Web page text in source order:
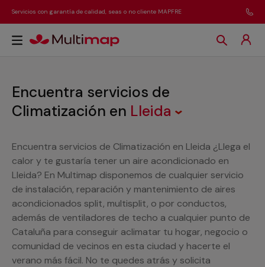
Servicios con garantía de calidad, seas o no cliente MAPFRE
Encuentra servicios de
Climatización en Lleida
Encuentra servicios de Climatización en Lleida ¿Llega el
calor y te gustaría tener un aire acondicionado en
Lleida? En Multimap disponemos de cualquier servicio
de instalación, reparación y mantenimiento de aires
acondicionados split, multisplit, o por conductos,
además de ventiladores de techo a cualquier punto de
Cataluña para conseguir aclimatar tu hogar, negocio o
comunidad de vecinos en esta ciudad y hacerte el
verano más fácil. No te quedes atrás y solicita